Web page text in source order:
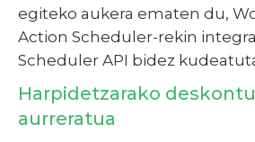
egiteko aukera ematen du,
Action Scheduler-rekin
Scheduler API bidez
Harpidetzarako
aurreratua